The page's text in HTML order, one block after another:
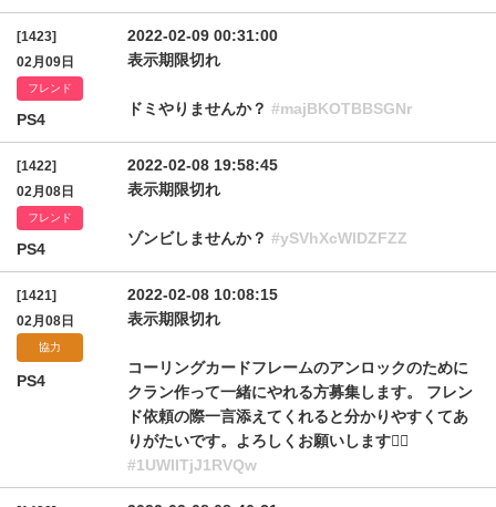
[1423]
02月09日
フレンド
PS4
2022-02-09 00:31:00
表示期限切れ
ドミやりませんか？ #majBKOTBBSGNr
[1422]
02月08日
フレンド
PS4
2022-02-08 19:58:45
表示期限切れ
ゾンビしませんか？ #ySVhXcWlDZFZZ
[1421]
02月08日
協力
PS4
2022-02-08 10:08:15
表示期限切れ
コーリングカードフレームのアンロックのために
クラン作って一緒にやれる方募集します。 フレン
ド依頼の際一言添えてくれると分かりやすくてあ
りがたいです。よろしくお願いします🙇‍♂️
#1UWlITjJ1RVQw